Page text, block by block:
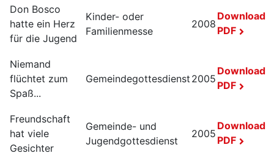
Don Bosco
hatte ein Herz
für die Jugend
Kinder- oder
Familienmesse
2008
Download
PDF
Niemand
flüchtet zum
Spaß...
Gemeindegottesdienst 2005
Download
PDF
Freundschaft
hat viele
Gesichter
Gemeinde- und
Jugendgottesdienst
2005
Download
PDF